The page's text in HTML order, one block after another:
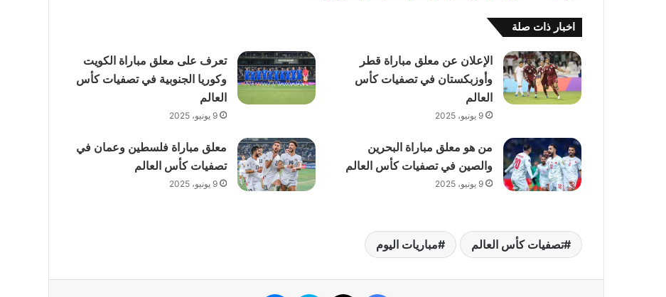
اخبار ذات صلة
الإعلان عن معلق مباراة قطر
وأوزبكستان في تصفيات كأس
العالم
9 يونيو، 2025
تعرف على معلق مباراة الكويت
وكوريا الجنوبية في تصفيات كأس
العالم
9 يونيو، 2025
من هو معلق مباراة البحرين
والصين في تصفيات كأس العالم
9 يونيو، 2025
معلق مباراة فلسطين وعمان في
تصفيات كأس العالم
9 يونيو، 2025
تصفيات كأس العالم مباريات اليوم
فيسبوك سكايب